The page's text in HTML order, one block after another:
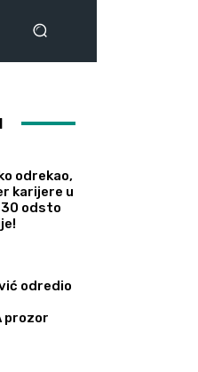
odrekao,
karijere u
30 odsto
odredio
prozor